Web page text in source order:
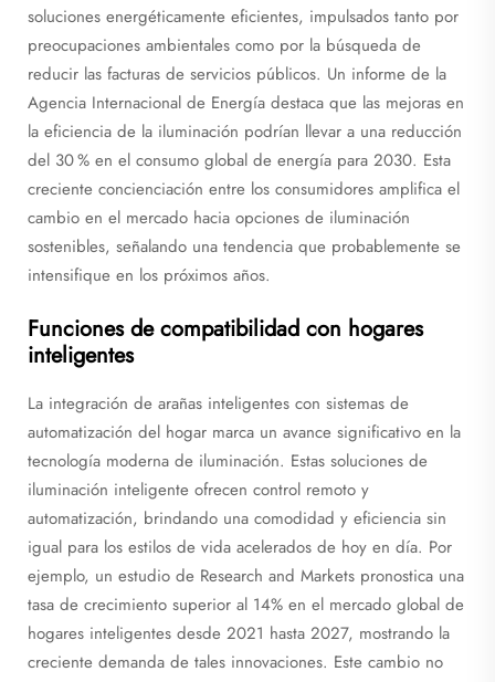
soluciones energéticamente eficientes, impulsados tanto por
preocupaciones ambientales como por la búsqueda de
reducir las facturas de servicios públicos. Un informe de la
Agencia Internacional de Energía destaca que las mejoras en
la eficiencia de la iluminación podrían llevar a una reducción
del 30 % en el consumo global de energía para 2030. Esta
creciente concienciación entre los consumidores amplifica el
cambio en el mercado hacia opciones de iluminación
sostenibles, señalando una tendencia que probablemente se
intensifique en los próximos años.
Funciones de compatibilidad con hogares
inteligentes
La integración de arañas inteligentes con sistemas de
automatización del hogar marca un avance significativo en la
tecnología moderna de iluminación. Estas soluciones de
iluminación inteligente ofrecen control remoto y
automatización, brindando una comodidad y eficiencia sin
igual para los estilos de vida acelerados de hoy en día. Por
ejemplo, un estudio de Research and Markets pronostica una
tasa de crecimiento superior al 14% en el mercado global de
hogares inteligentes desde 2021 hasta 2027, mostrando la
creciente demanda de tales innovaciones. Este cambio no